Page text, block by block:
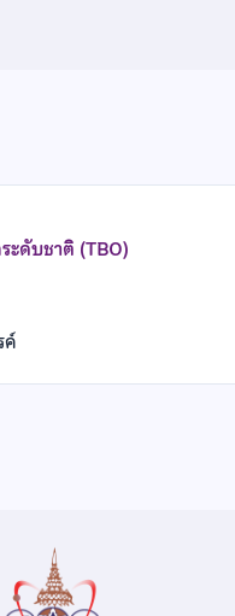
ะดับชาติ (TBO)
ค์